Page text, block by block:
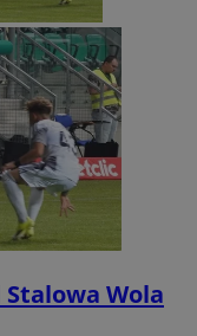
Stalowa Wola